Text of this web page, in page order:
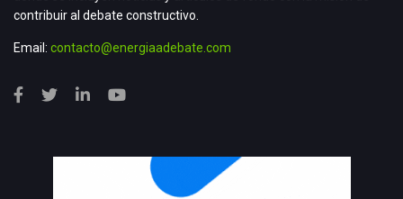
contribuir al debate constructivo.
Email: contacto@energiaadebate.com